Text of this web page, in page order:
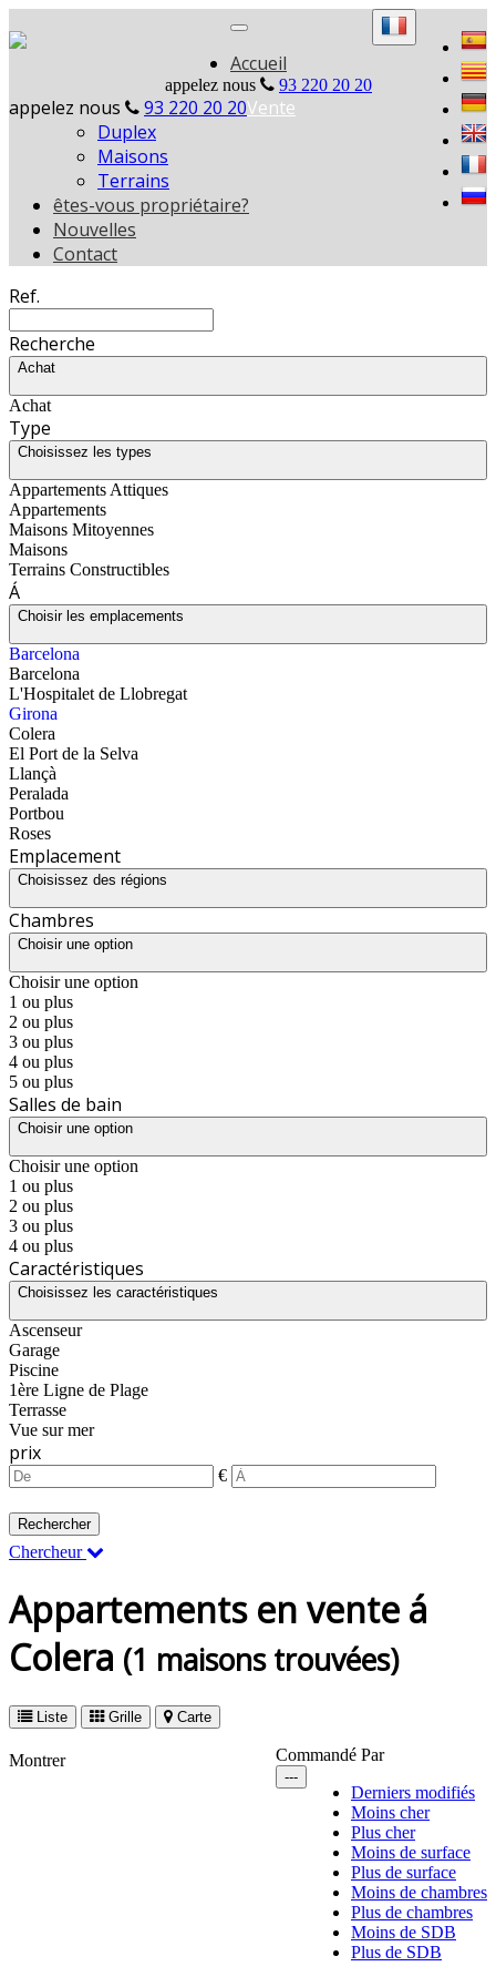
appelez nous 93 220 20 20
appelez nous 93 220 20 20
Toggle
Accueil
Vente
Duplex
Maisons
Terrains
êtes-vous propriétaire?
Nouvelles
Contact
Ref.
Recherche
Achat
Achat
Type
Choisissez les types
Appartements Attiques
Appartements
Maisons Mitoyennes
Maisons
Terrains Constructibles
Á
Choisir les emplacements
Barcelona
Barcelona
L'Hospitalet de Llobregat
Girona
Colera
El Port de la Selva
Llançà
Peralada
Portbou
Roses
Emplacement
Choisissez des régions
Chambres
Choisir une option
Choisir une option
1 ou plus
2 ou plus
3 ou plus
4 ou plus
5 ou plus
Salles de bain
Choisir une option
Choisir une option
1 ou plus
2 ou plus
3 ou plus
4 ou plus
Caractéristiques
Choisissez les caractéristiques
Ascenseur
Garage
Piscine
1ère Ligne de Plage
Terrasse
Vue sur mer
prix
€
Rechercher
Chercheur
Appartements en vente á
Colera (1 maisons trouvées)
Liste Grille Carte
Commandé Par
---
Derniers modifiés
Moins cher
Plus cher
Moins de surface
Plus de surface
Moins de chambres
Plus de chambres
Moins de SDB
Plus de SDB
Montrer